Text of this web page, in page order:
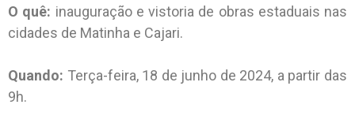
O quê: inauguração e vistoria de obras estaduais nas
cidades de Matinha e Cajari.
Quando: Terça-feira, 18 de junho de 2024, a partir das
9h.